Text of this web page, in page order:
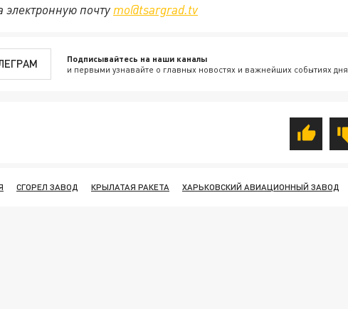
почту mo@tsargrad.tv
Подписывайтесь на наши каналы
и первыми узнавайте о главных новостях и важнейших событиях дня.
СГОРЕЛ ЗАВОД КРЫЛАТАЯ РАКЕТА ХАРЬКОВСКИЙ АВИАЦИОННЫЙ ЗАВОД